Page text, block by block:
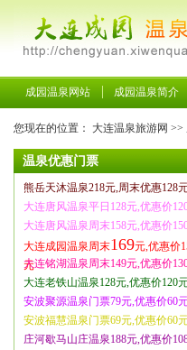
成园温泉网站 成园温泉简介
您现在的位置： 大连温泉旅游网 >>
温泉优惠门票
熊岳天沐温泉218元,周末优惠128
大连唐风温泉平日128元,优惠价
大连唐风温泉周末158元,优惠价
大连成园温泉周末169元,优惠价
元
大连铭湖温泉周末149元,优惠价
大连老铁山温泉128元,优惠价120
安波聚源温泉门票79元,优惠价60
安波福慧温泉门票69元,优惠价60
庄河歇马山庄温泉188元,优惠价